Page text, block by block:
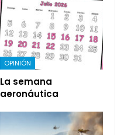
OPINIÓN
La semana
aeronáutica